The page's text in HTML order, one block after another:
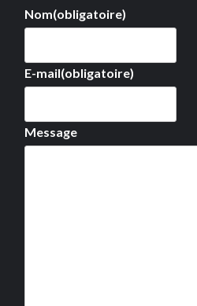
Nom(obligatoire)
E-mail(obligatoire)
Message